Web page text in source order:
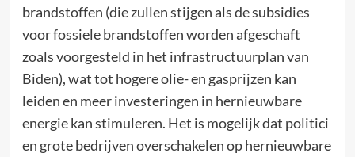
brandstoffen (die zullen stijgen als de subsidies
voor fossiele brandstoffen worden afgeschaft
zoals voorgesteld in het infrastructuurplan van
Biden), wat tot hogere olie- en gasprijzen kan
leiden en meer investeringen in hernieuwbare
energie kan stimuleren. Het is mogelijk dat politici
en grote bedrijven overschakelen op hernieuwbare